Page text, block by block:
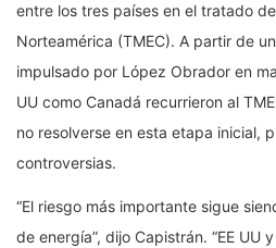
entre los tres países en el tratado
Norteamérica (TMEC). A partir de
impulsado por López Obrador en
UU como Canadá recurrieron al
no resolverse en esta etapa inicial,
controversias.
“El riesgo más importante sigue
de energía”, dijo Capistrán. “EE UU